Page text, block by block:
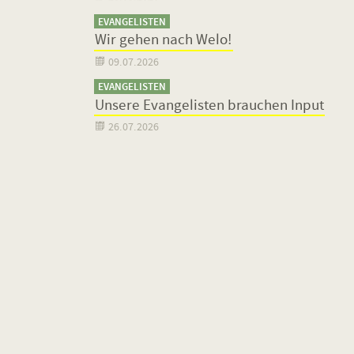
EVANGELISTEN
Wir gehen nach Welo!
 09.07.2026
EVANGELISTEN
Unsere Evangelisten brauchen Input
 26.07.2026